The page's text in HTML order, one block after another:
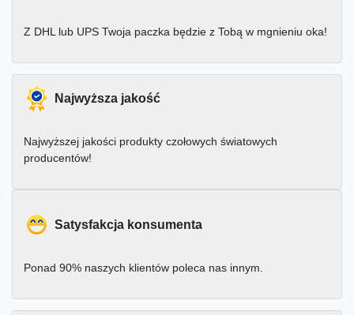
Z DHL lub UPS Twoja paczka będzie z Tobą w mgnieniu oka!
Najwyższa jakość
Najwyższej jakości produkty czołowych światowych
producentów!
Satysfakcja konsumenta
Ponad 90% naszych klientów poleca nas innym.